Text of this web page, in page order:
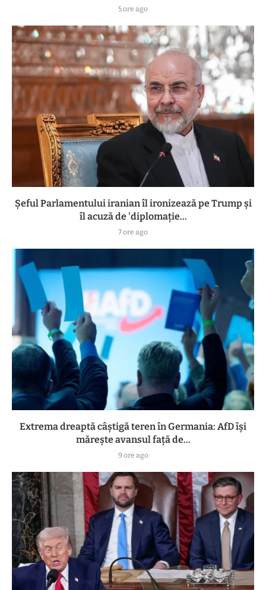
5 ore ago
Șeful Parlamentului iranian îl ironizează pe Trump și
îl acuză de 'diplomație...
7 ore ago
Extrema dreaptă câștigă teren în Germania: AfD își
mărește avansul față de...
9 ore ago